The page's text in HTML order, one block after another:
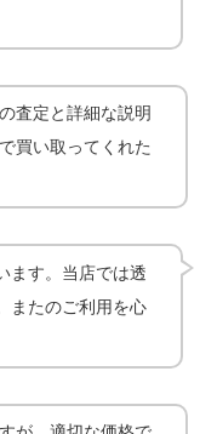
査定と詳細な説明
買い取ってくれた
ます。当店では透
またのご利用を心